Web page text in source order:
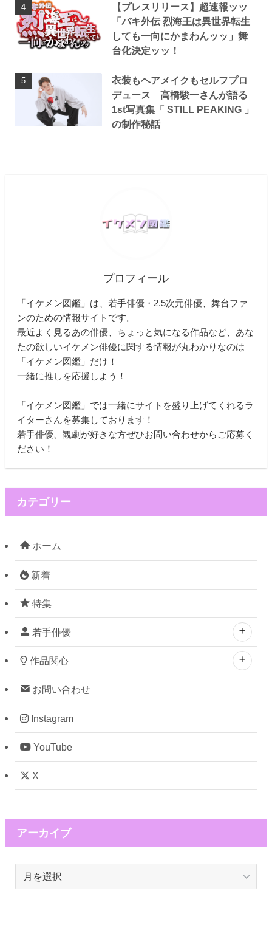
【プレスリリース】超速報ッッ
「バキ外伝 烈海王は異世界転生
しても一向にかまわんッッ」舞
台化決定ッッ！
衣装もヘアメイクもセルフプロ
デュース 高橋駿一さんが語る
1st写真集「 STILL PEAKING 」
の制作秘話
プロフィール
「イケメン図鑑」は、若手俳優・2.5次元俳優、舞台ファ
ンのための情報サイトです。
最近よく見るあの俳優、ちょっと気になる作品など、あな
たの欲しいイケメン俳優に関する情報が丸わかりなのは
「イケメン図鑑」だけ！
一緒に推しを応援しよう！
「イケメン図鑑」では一緒にサイトを盛り上げてくれるラ
イターさんを募集しております！
若手俳優、観劇が好きな方ぜひお問い合わせからご応募く
ださい！
カテゴリー
ホーム
新着
特集
若手俳優
作品関心
お問い合わせ
Instagram
YouTube
X
アーカイブ